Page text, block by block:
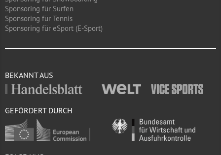
Sponsoring für Surfen
Sponsoring für Tennis
Sponsoring für eSport (E-Sport)
BEKANNT AUS
GEFÖRDERT DURCH